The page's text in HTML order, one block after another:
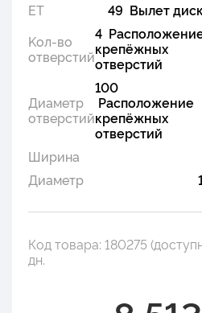
ET
49 Вылет
Kол-во
отверстий
4
крепёжных
отверстий
Диаметр
отверстий
100
Расположение
крепёжных
отверстий
Ширина
Диаметр
Код товара: 180275
дн.